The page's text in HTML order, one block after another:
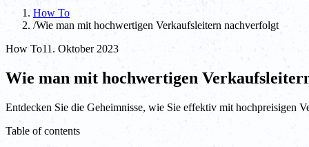
How To
/Wie man mit hochwertigen Verkaufsleitern nachverfolgt
How To11. Oktober 2023
Wie man mit hochwertigen
Entdecken Sie die Geheimnisse, wie Sie effektiv mit hochpreisigen
Table of contents